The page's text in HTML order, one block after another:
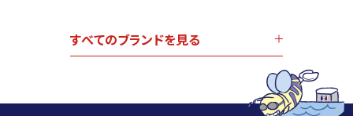
すべてのブランドを見る